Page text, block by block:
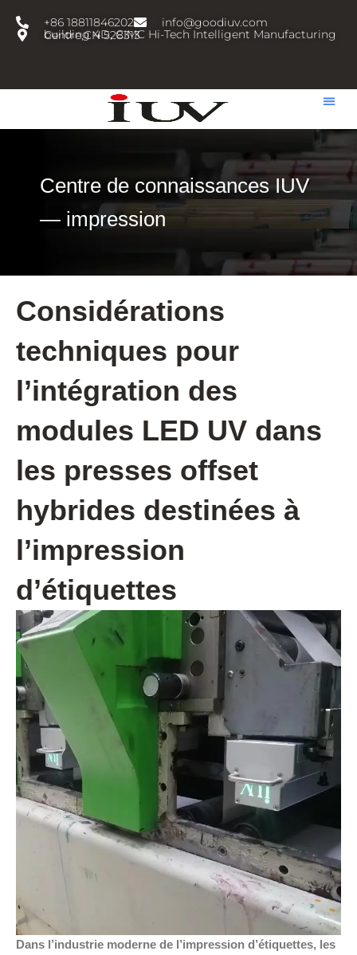
+86 18811846202
info@goodiuv.com
building 4D, CIMC Hi-Tech Intelligent Manufacturing Centre,CN 528313
Centre de connaissances IUV
— impression
Considérations
techniques pour
l’intégration des
modules LED UV dans
les presses offset
hybrides destinées à
l’impression
d’étiquettes
Dans l’industrie moderne de l’impression d’étiquettes, les